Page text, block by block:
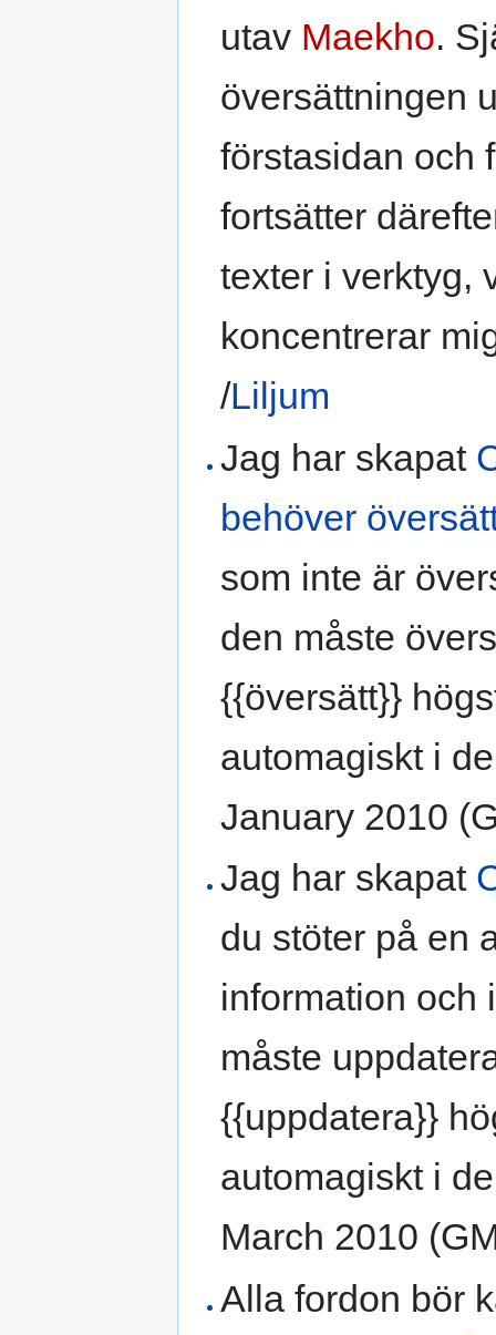
utav Maekho.
översättningen
förstasidan och
fortsätter
texter i verktyg,
koncentrerar
/Liljum
Jag har skapat
behöver
som inte är
den måste
{{översätt}}
automagiskt i
January 2010
Jag har skapat
du stöter på en
information och
måste
{{uppdatera}}
automagiskt i
March 2010
Alla fordon bör